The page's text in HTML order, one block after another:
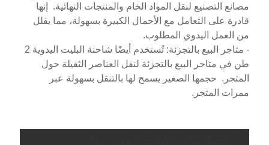
مصانع التصنيع لنقل المواد الخام والمنتجات النهائية. إنها
قادرة على التعامل مع الأحمال الكبيرة بسهولة، مما يقلل
من العمل اليدوي المطلوب.
- متاجر البيع بالتجزئة: تُستخدم أيضًا شاحنة البليت اليدوية 2
طن في متاجر البيع بالتجزئة لنقل العناصر الثقيلة حول
المتجر. حجمها الصغير يسمح لها بالتنقل بسهولة عبر
ممرات المتجر.